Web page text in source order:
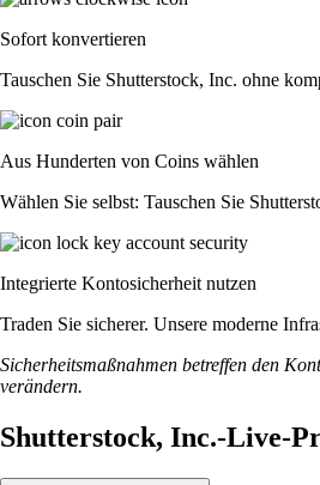
Sofort konvertieren
Tauschen Sie Shutterstock, Inc. ohne
Aus Hunderten von Coins wählen
Wählen Sie selbst: Tauschen Sie
Integrierte Kontosicherheit nutzen
Traden Sie sicherer. Unsere moderne
Sicherheitsmaßnahmen betreffen den
verändern.
Shutterstock, Inc.-Live-